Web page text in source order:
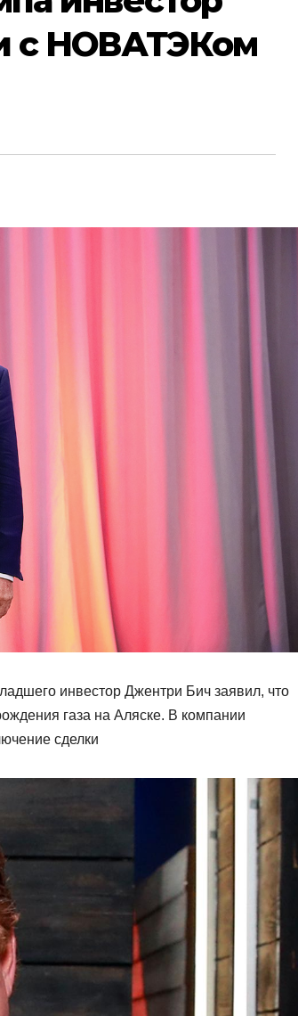
с НОВАТЭКом
инвестор Джентри Бич заявил, что
газа на Аляске. В компании
сделки